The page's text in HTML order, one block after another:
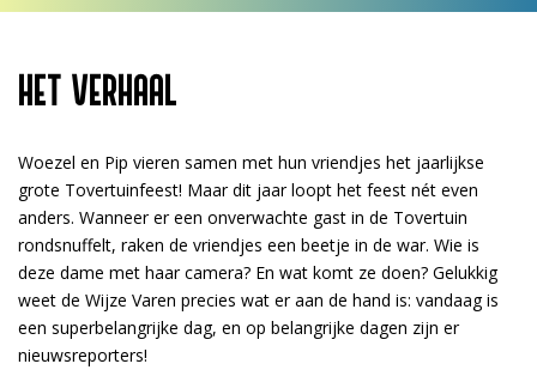
HET VERHAAL
Woezel en Pip vieren samen met hun vriendjes het jaarlijkse
grote Tovertuinfeest! Maar dit jaar loopt het feest nét even
anders. Wanneer er een onverwachte gast in de Tovertuin
rondsnuffelt, raken de vriendjes een beetje in de war. Wie is
deze dame met haar camera? En wat komt ze doen? Gelukkig
weet de Wijze Varen precies wat er aan de hand is: vandaag is
een superbelangrijke dag, en op belangrijke dagen zijn er
nieuwsreporters!